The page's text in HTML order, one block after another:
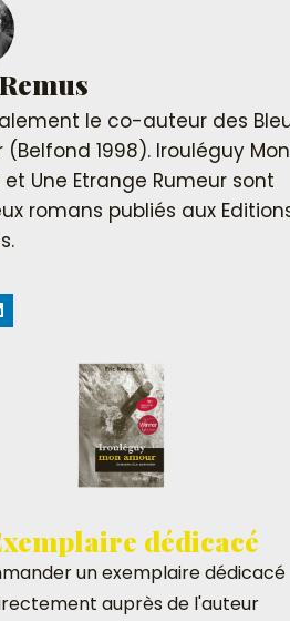
le co-auteur des
(Belfond 1998). Irouléguy Mon
Une Etrange Rumeur sont
romans publiés aux
dédicacé
un exemplaire dédicacé
auprès de l'auteur